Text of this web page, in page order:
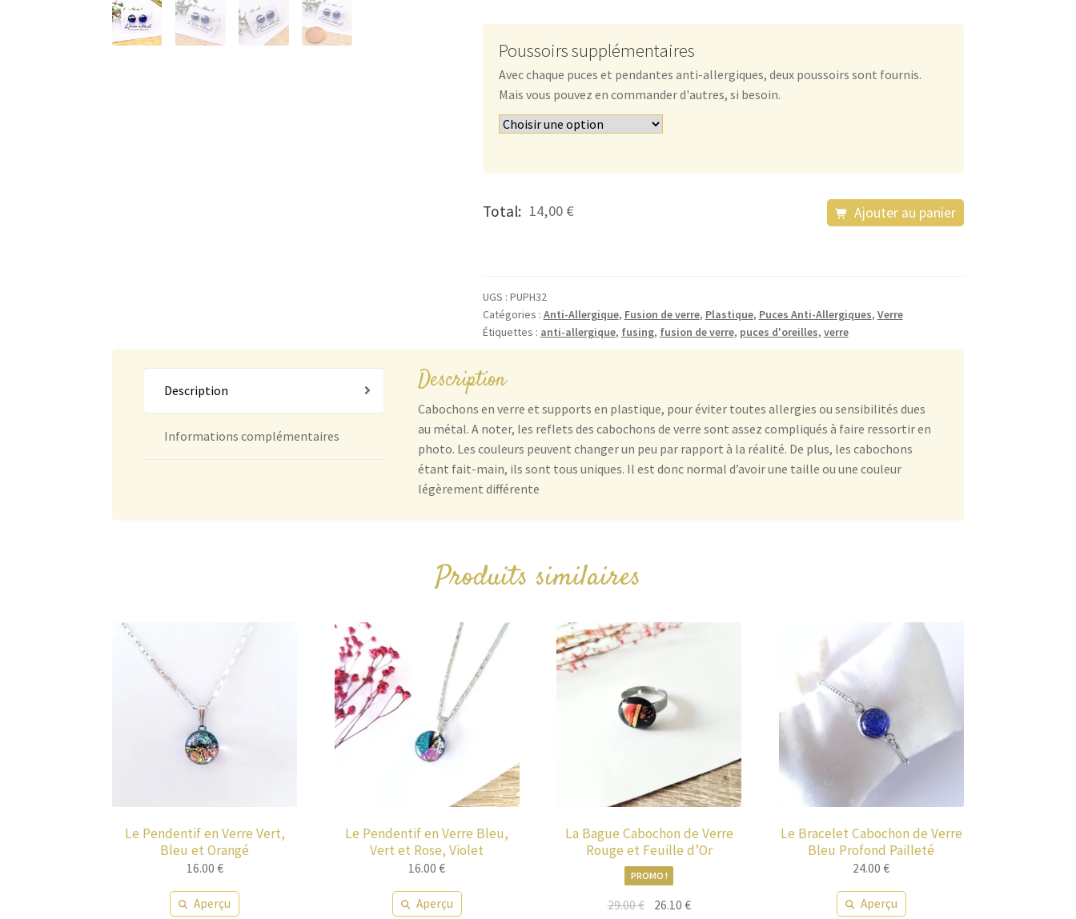
Poussoirs supplémentaires
Avec chaque puces et pendantes anti-allergiques, deux poussoirs sont fournis.
Mais vous pouvez en commander d'autres, si besoin.
Total: 14,00 €
Allergiques
Bleues
Argents
Ajouter au panier
UGS : PUPH32
Catégories : Anti-Allergique, Fusion de verre, Plastique, Puces Anti-Allergiques, Verre
Étiquettes : anti-allergique, fusing, fusion de verre, puces d'oreilles, verre
Description
Informations complémentaires
Description
Cabochons en verre et supports en plastique, pour éviter toutes allergies ou sensibilités dues
au métal. A noter, les reflets des cabochons de verre sont assez compliqués à faire ressortir en
photo. Les couleurs peuvent changer un peu par rapport à la réalité. De plus, les cabochons
étant fait-main, ils sont tous uniques. Il est donc normal d’avoir une taille ou une couleur
légèrement différente
Produits similaires
Le Pendentif en Verre Vert,
Bleu et Orangé
16.00 €
Aperçu
Le Pendentif en Verre Bleu,
Vert et Rose, Violet
16.00€
Aperçu
La Bague Cabochon de Verre
Rouge et Feuille d’Or
PROMO !
29.00€
Le26.10€Le
Le Bracelet Cabochon de Verre
Bleu Profond Pailleté
24.00€
Aperçu